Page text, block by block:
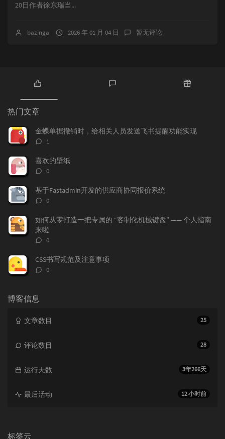
20日作者徐东瑞当...
bazinga 2026 年 01 月 04 日 暂无评论
热
门
文
章
论
章
热门文章
金蝶单据撤销时，给相关人员发送飞书提醒功能实现
评
数：
1
喜欢的壁纸
评
数：
0
基于Fastadmin开发的供应商协同报价系统
评
数：
0
如何从零打造一把专属的 “客制化机械键盘” —— 个人指南
来啦
评
数：
0
CSS书写规范及注意事项
评
0
博客信息
25
文章数目
28
评论数目
3年266天
运行天数
12 小时前
最后活动
标签云